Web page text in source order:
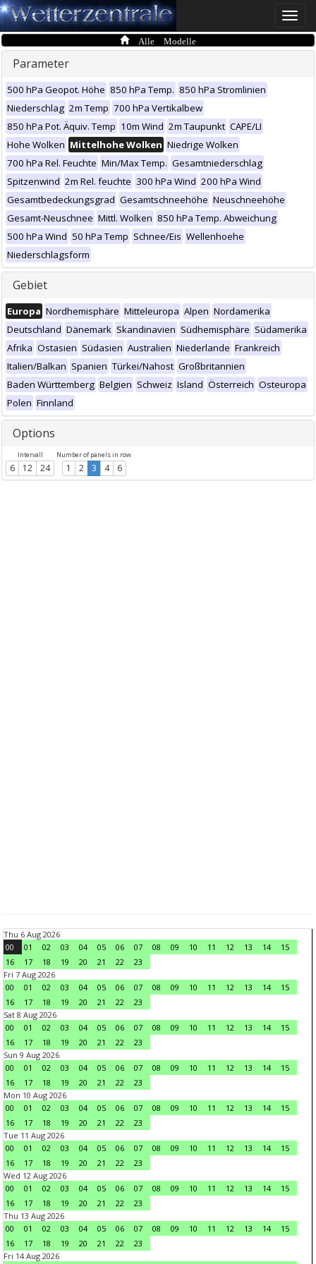
Toggle
Alle Modelle
Parameter
500 hPa Geopot. Höhe 850 hPa Temp. 850 hPa Stromlinien
Niederschlag 2m Temp 700 hPa Vertikalbew
850 hPa Pot. Äquiv. Temp 10m Wind 2m Taupunkt CAPE/LI
Hohe Wolken Mittelhohe Wolken Niedrige Wolken
700 hPa Rel. Feuchte Min/Max Temp. Gesamtniederschlag
Spitzenwind 2m Rel. feuchte 300 hPa Wind 200 hPa Wind
Gesamtbedeckungsgrad Gesamtschneehöhe Neuschneehöhe
Gesamt-Neuschnee Mittl. Wolken 850 hPa Temp. Abweichung
500 hPa Wind 50 hPa Temp Schnee/Eis Wellenhoehe
Niederschlagsform
Gebiet
Europa Nordhemisphäre Mitteleuropa Alpen Nordamerika
Deutschland Dänemark Skandinavien Südhemisphäre Südamerika
Afrika Ostasien Südasien Australien Niederlande Frankreich
Italien/Balkan Spanien Türkei/Nahost Großbritannien
Baden Württemberg Belgien Schweiz Island Österreich Osteuropa
Polen Finnland
Options
Intervall
6 12 24
Number of panels in row
1 2 3 4 6
Thu 6 Aug 2026
00
01 02 03 04 05 06 07 08 09 10 11 12 13 14
15
16
17 18 19 20 21 22
23
Fri 7 Aug 2026
00
01 02 03 04 05 06 07 08 09 10 11 12 13 14
15
16
17 18 19 20 21 22
23
Sat 8 Aug 2026
00
01 02 03 04 05 06 07 08 09 10 11 12 13 14
15
16
17 18 19 20 21 22
23
Sun 9 Aug 2026
00
01 02 03 04 05 06 07 08 09 10 11 12 13 14
15
16
17 18 19 20 21 22
23
Mon 10 Aug 2026
00
01 02 03 04 05 06 07 08 09 10 11 12 13 14
15
16
17 18 19 20 21 22
23
Tue 11 Aug 2026
00
01 02 03 04 05 06 07 08 09 10 11 12 13 14
15
16
17 18 19 20 21 22
23
Wed 12 Aug 2026
00
01 02 03 04 05 06 07 08 09 10 11 12 13 14
15
16
17 18 19 20 21 22
23
Thu 13 Aug 2026
00
01 02 03 04 05 06 07 08 09 10 11 12 13 14
15
16
17 18 19 20 21 22
23
Fri 14 Aug 2026